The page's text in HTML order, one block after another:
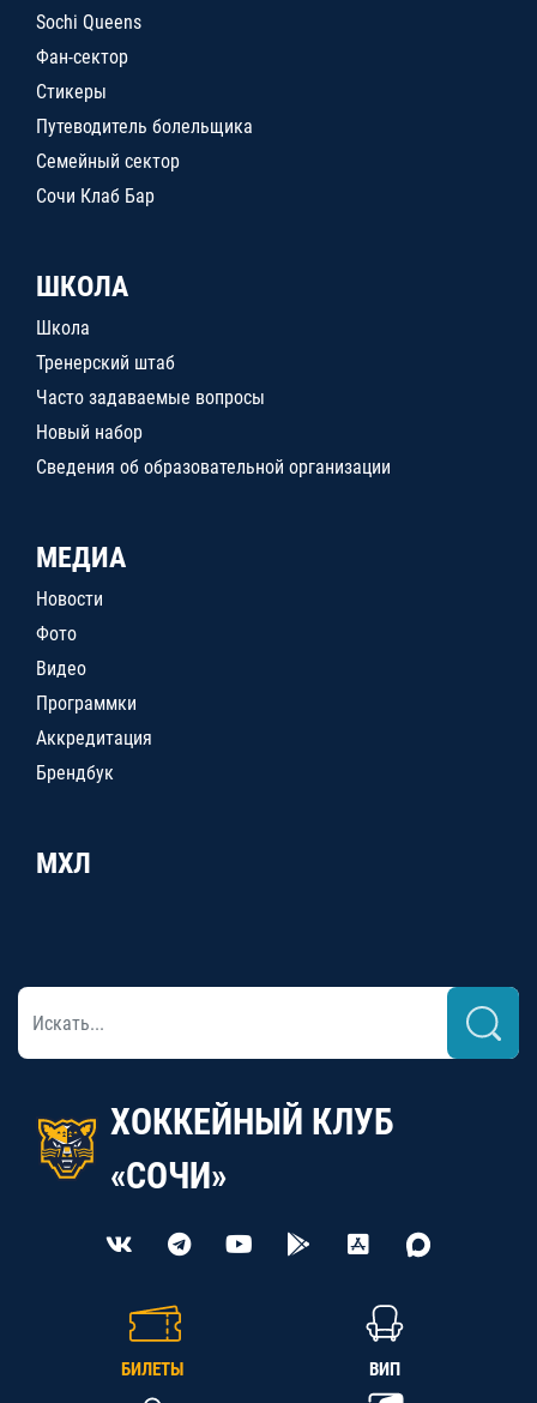
Sochi Queens
Фан-сектор
Стикеры
Путеводитель болельщика
Семейный сектор
Сочи Клаб Бар
ШКОЛА
Школа
Тренерский штаб
Часто задаваемые вопросы
Новый набор
Сведения об образовательной организации
МЕДИА
Новости
Фото
Видео
Программки
Аккредитация
Брендбук
МХЛ
ХОККЕЙНЫЙ КЛУБ
«СОЧИ»
БИЛЕТЫ ВИП